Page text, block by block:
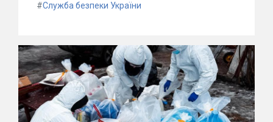
#Служба безпеки України